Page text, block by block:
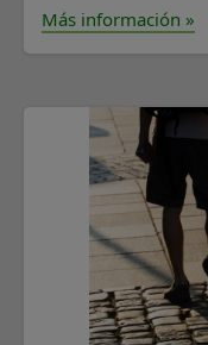
Más información »